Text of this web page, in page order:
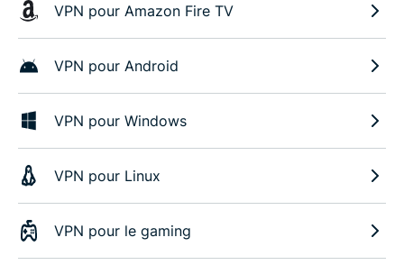
VPN pour Amazon Fire TV
VPN pour Android
VPN pour Windows
VPN pour Linux
VPN pour le gaming